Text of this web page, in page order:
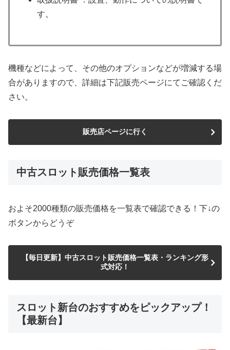
す。
機種などによって、その他のオプションなどが増減する場
合がありますので、詳細は下記販売ページにてご確認くだ
さい。
販売店ページに行く
中古スロット販売価格一覧表
およそ2000種類の販売価格を一覧表で確認できる！下↓の
ボタンからどうぞ
【毎日更新】中古スロット販売価格一覧表・ランキング形
式対応！
スロット新台のおすすめをピックアップ！
【最新台】